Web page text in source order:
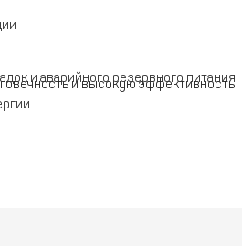
и аварийного резервного питания
и высокую эффективность